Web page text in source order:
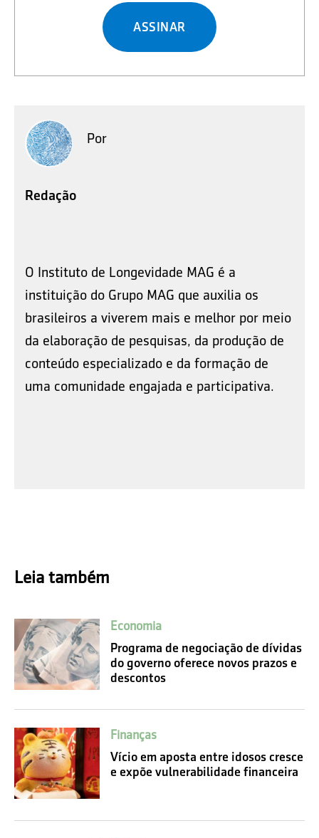
ASSINAR
Por
Redação
O Instituto de Longevidade MAG é a
instituição do Grupo MAG que auxilia os
brasileiros a viverem mais e melhor por meio
da elaboração de pesquisas, da produção de
conteúdo especializado e da formação de
uma comunidade engajada e participativa.
Leia também
Economia
Programa de negociação de dívidas
do governo oferece novos prazos e
descontos
Finanças
Vício em aposta entre idosos cresce
e expõe vulnerabilidade financeira